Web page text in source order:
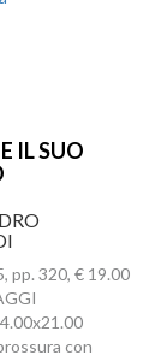
IL SUO
pp. 320, € 19.00
con